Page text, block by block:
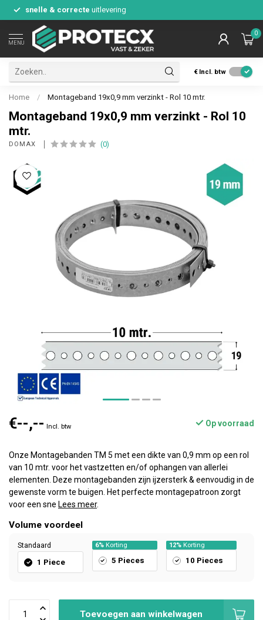
snelle & correcte uitlevering
MENU
0
€ Incl. btw
Home / Montageband 19x0,9 mm verzinkt - Rol 10 mtr.
Montageband 19x0,9 mm verzinkt - Rol 10
mtr.
DOMAX (0)
€--,-- Incl. btw Op voorraad
Onze Montagebanden TM 5 met een dikte van 0,9 mm op een rol
van 10 mtr. voor het vastzetten en/of ophangen van allerlei
elementen. Deze montagebanden zijn ijzersterk & eenvoudig in de
gewenste vorm te buigen. Het perfecte montagepatroon zorgt
voor een sne Lees meer.
Volume voordeel
Standaard
1 Piece
6%Korting
5 Pieces
12% Korting
10 Pieces
Toevoegen aan winkelwagen